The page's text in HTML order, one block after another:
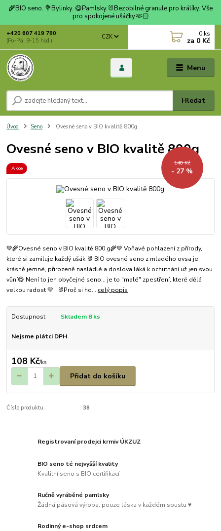
🌾BIO seno. 💐Bylinky. 😋Pamlsky.🐰Bezobilné granule pro králíky. Vše
pro spokojené ušáčky.🫶🏻
Menu
CZK
Hledat
+420 607 419 780
(Po-Pá, 9-15 hod.)
0 ks
za 0 Kč
Úvod Seno Ovesné seno v BIO kvalitě 800g
Ovesné seno v BIO kvalitě 800g
Akce
148 Kč
- 27 %
💚🌾Ovesné seno v BIO kvalitě 800 g🌾💚 Voňavé pohlazení z přírody,
které si zamiluje každý ušák 🐰 BIO ovesné seno z mladého ovsa je:
krásně jemné, přirozeně nasládlé a doslova láká k ochutnání už jen svou
vůní😋 Není to jen obyčejné seno… je to "malé" zpestření, které dělá
velkou radost 💛 🐰Proč si ho... celý popis
Dostupnost Skladem 8 ks
Nejsme plátci DPH
108 Kč/ks
Přidat do košíku
Číslo produktu: 38
Registrovaní prodejci krmiv ÚKZUZ
BIO seno té nejvyšší kvality
Kvalitní seno s BIO certifikací
Ručně vyráběné pamlsky
Žádná pásová výroba, pouze láska v každém soustu ♥
Rodinný e-shop srdcem